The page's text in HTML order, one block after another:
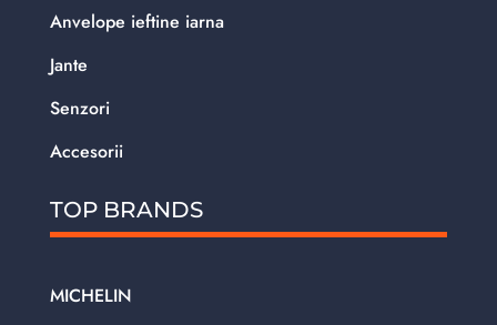
Anvelope ieftine iarna
Jante
Senzori
Accesorii
TOP BRANDS
MICHELIN